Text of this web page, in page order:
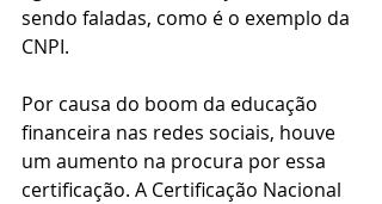
sendo faladas, como é o exemplo da
CNPI.
Por causa do boom da educação
financeira nas redes sociais, houve
um aumento na procura por essa
certificação. A Certificação Nacional